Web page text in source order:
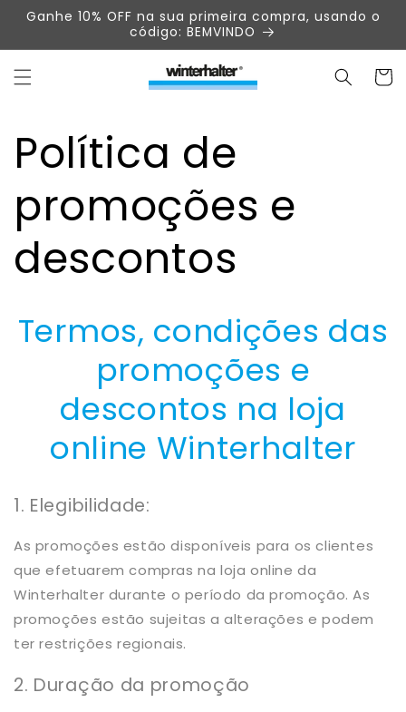
para o
Ganhe 10% OFF na sua primeira compra, usando o
código: BEMVINDO
Política de
promoções e
descontos
Termos, condições das
promoções e
descontos na loja
online Winterhalter
1. Elegibilidade:
As promoções estão disponíveis para os clientes
que efetuarem compras na loja online da
Winterhalter durante o período da promoção. As
promoções estão sujeitas a alterações e podem
ter restrições regionais.
2. Duração da promoção